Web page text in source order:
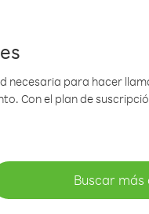
necesaria para hacer
Con el plan de
Buscar más